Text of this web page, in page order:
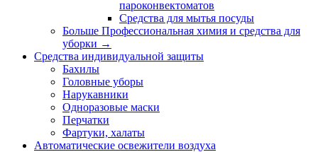
пароконвектоматов
Средства для мытья посуды
Больше Профессиональная химия и средства для
уборки →
Средства индивидуальной защиты
Бахилы
Головные уборы
Нарукавники
Одноразовые маски
Перчатки
Фартуки, халаты
Автоматические освежители воздуха